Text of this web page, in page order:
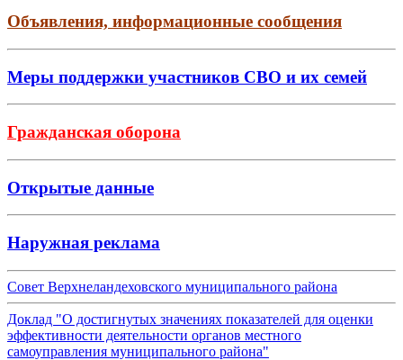
Объявления, информационные сообщения
Меры поддержки участников СВО и их семей
Гражданская оборона
Открытые данные
Наружная реклама
Совет Верхнеландеховского муниципального района
Доклад "О достигнутых значениях показателей для оценки
эффективности деятельности органов местного
самоуправления муниципального района"